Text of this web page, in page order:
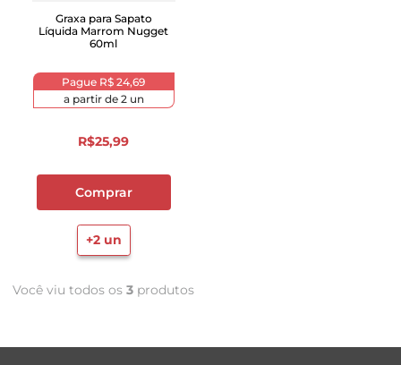
Graxa para Sapato
Líquida Marrom Nugget
60ml
Pague R$ 24,69
a partir de 2un
R$25,99
Comprar
+2un
Você viu todos os 3 produtos